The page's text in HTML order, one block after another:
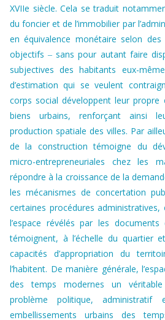
XVIIe siècle. Cela se traduit
du foncier et de l’immobilier par
en équivalence monétaire selon
objectifs ‒ sans pour autant faire
subjectives des habitants eux-
d’estimation qui se veulent
corps social développent leur propre
biens urbains, renforçant ainsi
production spatiale des villes. Par
de la construction témoigne du
micro-entrepreneuriales chez les
répondre à la croissance de la
les mécanismes de concertation
certaines procédures
l’espace révélés par les
témoignent, à l’échelle du quartier
capacités d’appropriation du
l’habitent. De manière générale,
des temps modernes un
problème politique, administratif
embellissements urbains des